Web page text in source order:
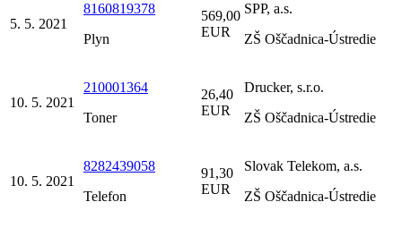
5. 5. 2021
8160819378
Plyn
569,00
EUR
SPP, a.s.
ZŠ Oščadnica-Ústredie
10. 5. 2021
210001364
Toner
26,40
EUR
Drucker, s.r.o.
ZŠ Oščadnica-Ústredie
10. 5. 2021
8282439058
Telefon
91,30
EUR
Slovak Telekom, a.s.
ZŠ Oščadnica-Ústredie